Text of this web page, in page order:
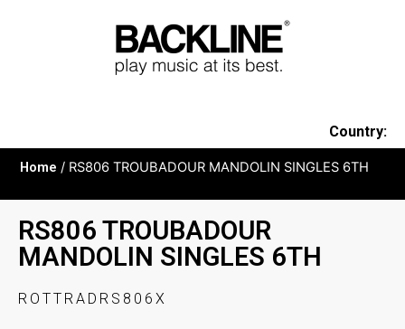
Country:
Home / RS806 TROUBADOUR MANDOLIN SINGLES 6TH
RS806 TROUBADOUR
MANDOLIN SINGLES 6TH
ROTTRADRS806X